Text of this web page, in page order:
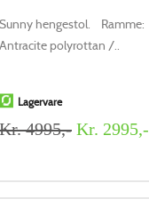
Sunny hengestol. Ramme:
Antracite polyrottan /..
Lagervare
Kr. 4995,-Kr. 2995,-